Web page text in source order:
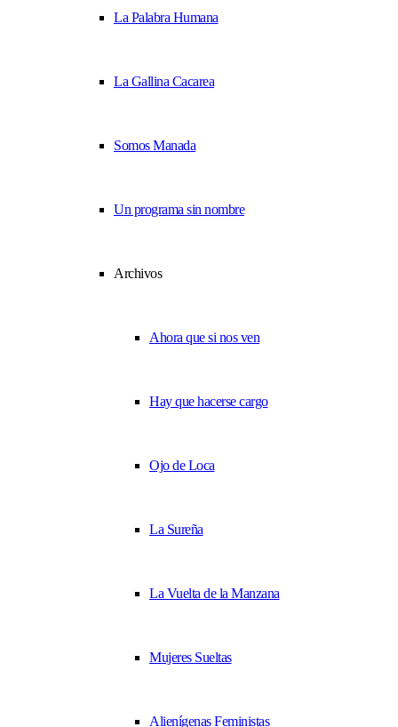
La Palabra Humana
La Gallina Cacarea
Somos Manada
Un programa sin nombre
Archivos
Ahora que si nos ven
Hay que hacerse cargo
Ojo de Loca
La Sureña
La Vuelta de la Manzana
Mujeres Sueltas
Alienígenas Feministas